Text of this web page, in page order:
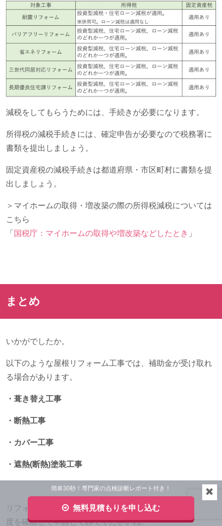
減税をしてもらうためには、手続きが必要になります。
所得税の減税手続きには、確定申告が必要なので税務署に
書類を提出しましょう。
固定資産税の減税手続きは都道府県・市区町村に書類を提
出しましょう。
＞マイホームの取得・増改築の際の所得税減税については
こちら
「 国税庁：マイホームの取得や増改築などしたとき 」
まとめ
いかがでしたか。
以下のような屋根リフォーム工事では、補助金が受け取れ
る場合があります。
・葺き替え工事
・断熱工事
・カバー工事
・遮熱(断熱)塗装工事
リフォームを検討されている方は、お住まいの自治体の制
度を確認して申請してみてくださいね。
簡単30秒！専門家の点検診断レポート付き！
無料見積もりを申し込む